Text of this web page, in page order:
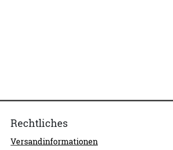
Rechtliches
Versandinformationen